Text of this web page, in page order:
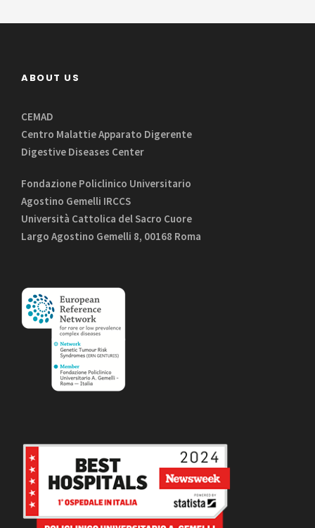
ABOUT US
CEMAD
Centro Malattie Apparato Digerente
Digestive Diseases Center
Fondazione Policlinico Universitario
Agostino Gemelli IRCCS
Università Cattolica del Sacro Cuore
Largo Agostino Gemelli 8, 00168 Roma